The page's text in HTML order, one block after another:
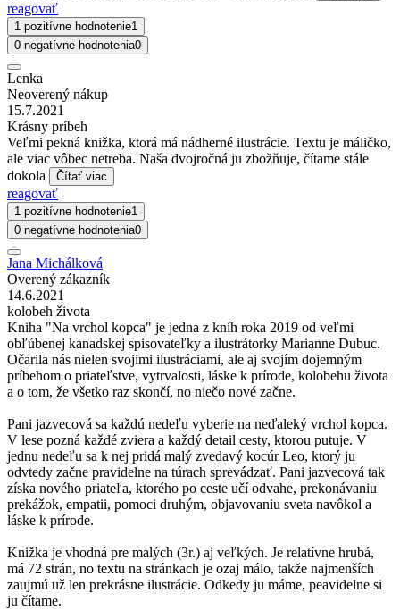
reagovať
1 pozitívne hodnotenie1
0 negatívne hodnotenia0
Lenka
Neoverený nákup
15.7.2021
Krásny príbeh
Veľmi pekná knižka, ktorá má nádherné ilustrácie. Textu je máličko,
ale viac vôbec netreba. Naša dvojročná ju zbožňuje, čítame stále
dokola
Čítať viac
reagovať
1 pozitívne hodnotenie1
0 negatívne hodnotenia0
Jana Michálková
Overený zákazník
14.6.2021
kolobeh života
Kniha "Na vrchol kopca" je jedna z kníh roka 2019 od veľmi
obľúbenej kanadskej spisovateľky a ilustrátorky Marianne Dubuc.
Očarila nás nielen svojimi ilustráciami, ale aj svojím dojemným
príbehom o priateľstve, vytrvalosti, láske k prírode, kolobehu života
a o tom, že všetko raz skončí, no niečo nové začne.
Pani jazvecová sa každú nedeľu vyberie na neďaleký vrchol kopca.
V lese pozná každé zviera a každý detail cesty, ktorou putuje. V
jednu nedeľu sa k nej pridá malý zvedavý kocúr Leo, ktorý ju
odvtedy začne pravidelne na túrach sprevádzať. Pani jazvecová tak
získa nového priateľa, ktorého po ceste učí odvahe, prekonávaniu
prekážok, empatii, pomoci druhým, objavovaniu sveta navôkol a
láske k prírode.
Knižka je vhodná pre malých (3r.) aj veľkých. Je relatívne hrubá,
má 72 strán, no textu na stránkach je ozaj málo, takže najmenších
zaujmú už len prekrásne ilustrácie. Odkedy ju máme, peavidelne si
ju čítame.